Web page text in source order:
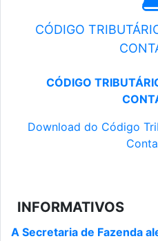
CÓDIGO
CÓDIGO
Download do Código
INFORMATIVOS
A Secretaria de Fazenda